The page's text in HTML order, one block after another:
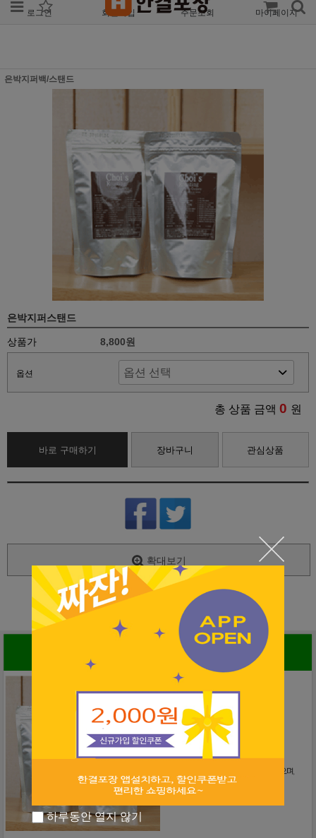
로그인 회원가입 주문조회 마이페이지
은박지퍼백/스탠드
은박지퍼스탠드
상품가 8,800원
옵션
총 상품 금액 0 원
바로 구매하기 장바구니 관심상품
확대보기
상세 정보를 확대해 보실 수 있습니다
하루동안 열지 않기